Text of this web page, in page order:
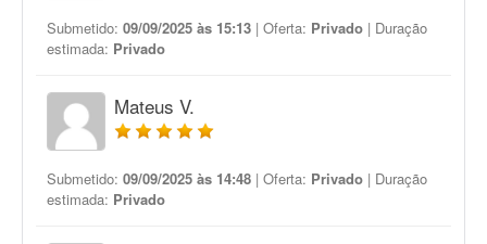
Submetido: 09/09/2025 às 15:13 | Oferta: Privado | Duração
estimada: Privado
Mateus V.
Submetido: 09/09/2025 às 14:48 | Oferta: Privado | Duração
estimada: Privado